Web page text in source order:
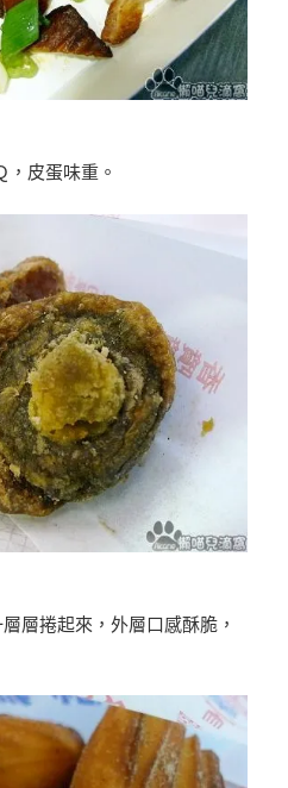
皮蛋味重。
層捲起來，外層口感酥脆，